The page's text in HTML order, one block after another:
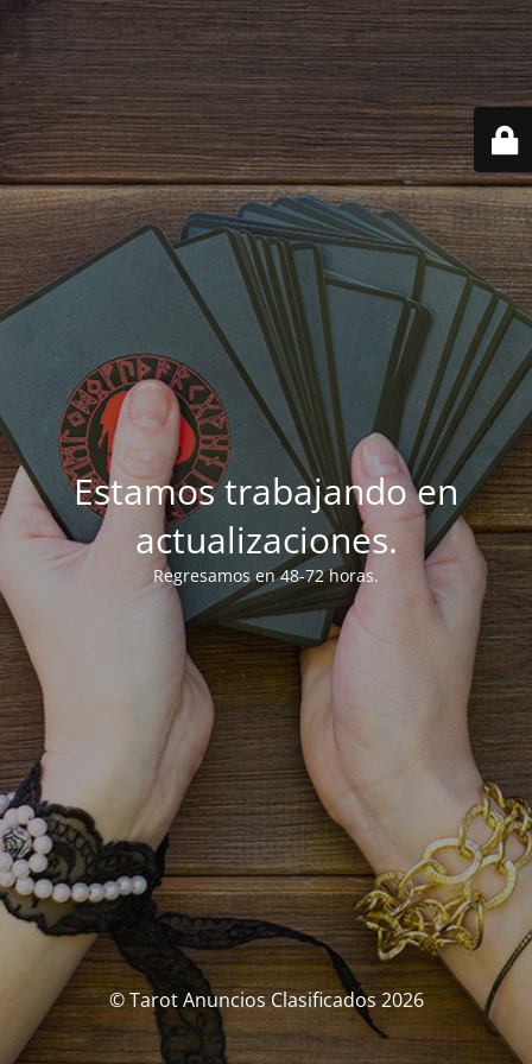
Estamos trabajando en
actualizaciones.
Regresamos en 48-72 horas.
© Tarot Anuncios Clasificados 2026